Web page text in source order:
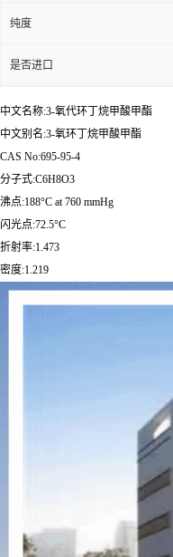
纯度
是否进口
中文名称:3-氧代环丁烷甲酸甲酯
中文别名:3-氧环丁烷甲酸甲酯
CAS No:695-95-4
分子式:C6H8O3
沸点:188°C at 760 mmHg
闪光点:72.5°C
折射率:1.473
密度:1.219